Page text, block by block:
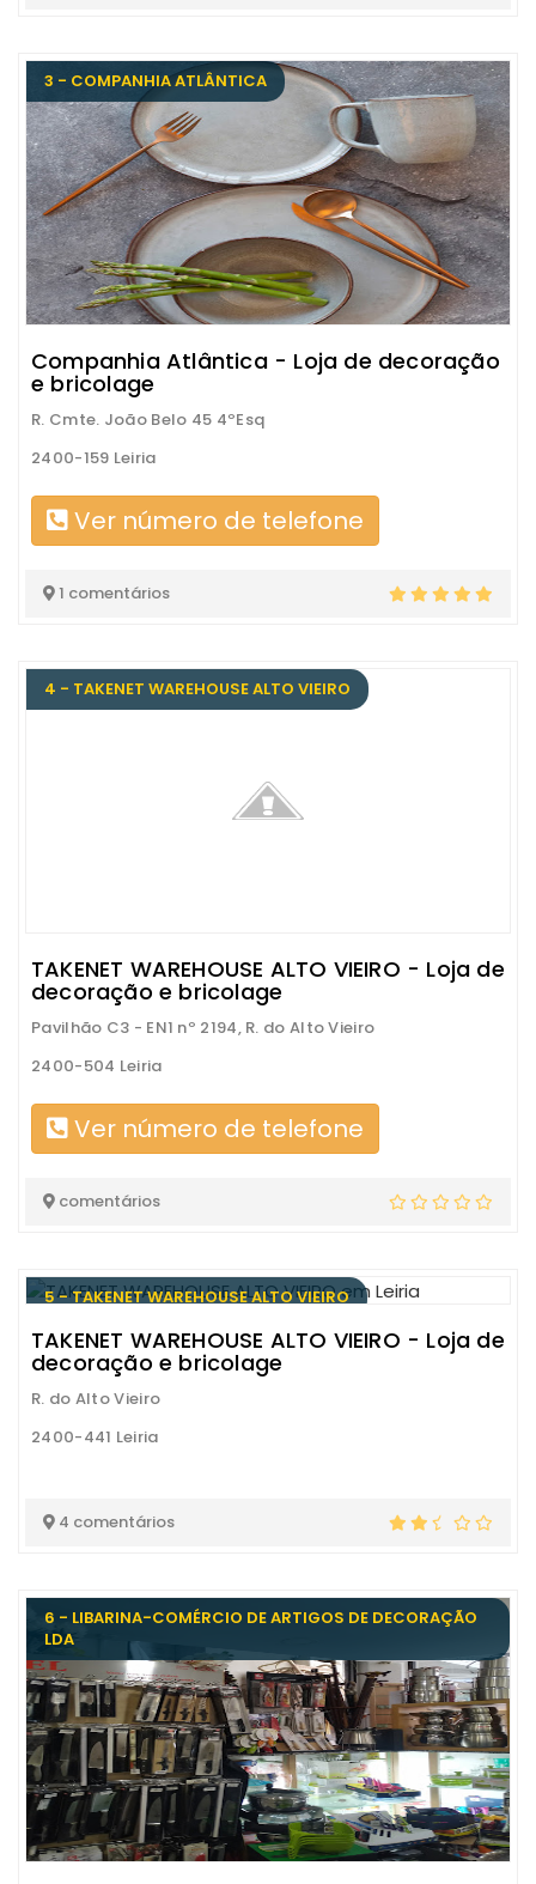
3 - COMPANHIA ATLÂNTICA
Companhia Atlântica - Loja de decoração
e bricolage
R. Cmte. João Belo 45 4ºEsq
2400-159 Leiria
Ver número de telefone
1 comentários
4 - TAKENET WAREHOUSE ALTO VIEIRO
TAKENET WAREHOUSE ALTO VIEIRO - Loja de
decoração e bricolage
Pavilhão C3 - EN1 nº 2194, R. do Alto Vieiro
2400-504 Leiria
Ver número de telefone
comentários
5 - TAKENET WAREHOUSE ALTO VIEIRO
TAKENET WAREHOUSE ALTO VIEIRO - Loja de
decoração e bricolage
R. do Alto Vieiro
2400-441 Leiria
4 comentários
6 - LIBARINA-COMÉRCIO DE ARTIGOS DE DECORAÇÃO
LDA